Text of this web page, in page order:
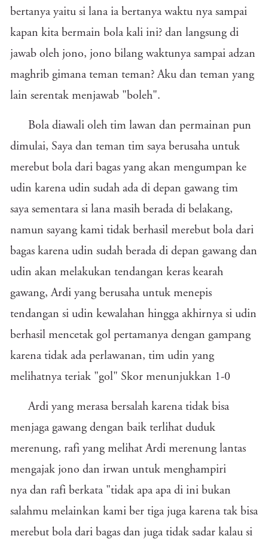
bertanya yaitu si lana ia bertanya waktu nya sampai
kapan kita bermain bola kali ini? dan langsung di
jawab oleh jono, jono bilang waktunya sampai adzan
maghrib gimana teman teman? Aku dan teman yang
lain serentak menjawab "boleh".
Bola diawali oleh tim lawan dan permainan pun
dimulai, Saya dan teman tim saya berusaha untuk
merebut bola dari bagas yang akan mengumpan ke
udin karena udin sudah ada di depan gawang tim
saya sementara si lana masih berada di belakang,
namun sayang kami tidak berhasil merebut bola dari
bagas karena udin sudah berada di depan gawang dan
udin akan melakukan tendangan keras kearah
gawang, Ardi yang berusaha untuk menepis
tendangan si udin kewalahan hingga akhirnya si udin
berhasil mencetak gol pertamanya dengan gampang
karena tidak ada perlawanan, tim udin yang
melihatnya teriak "gol" Skor menunjukkan 1-0
Ardi yang merasa bersalah karena tidak bisa
menjaga gawang dengan baik terlihat duduk
merenung, rafi yang melihat Ardi merenung lantas
mengajak jono dan irwan untuk menghampiri
nya dan rafi berkata "tidak apa apa di ini bukan
salahmu melainkan kami ber tiga juga karena tak bisa
merebut bola dari bagas dan juga tidak sadar kalau si